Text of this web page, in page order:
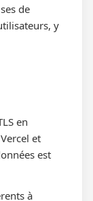
de
y
en
et
est
à